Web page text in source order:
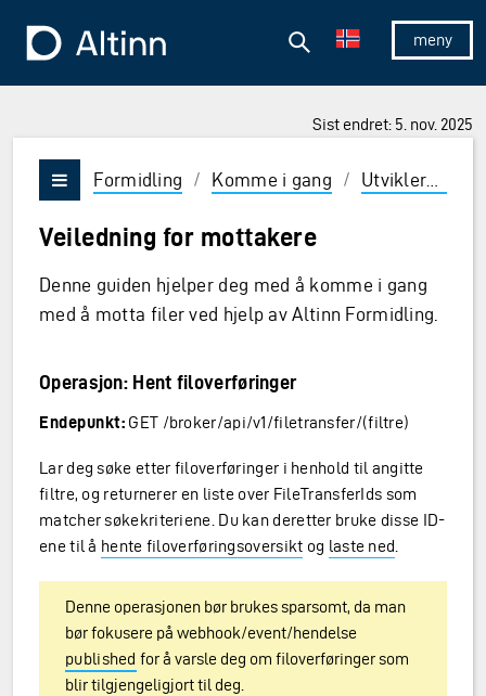
Vis/skjul
Søk
Sist endret: 5. nov. 2025
Vis/skjul meny
Formidling / Komme i gang / Utviklerveiledning
Veiledning for mottakere
Denne guiden hjelper deg med å komme i gang
med å motta filer ved hjelp av Altinn Formidling.
Operasjon: Hent filoverføringer
Endepunkt: GET /broker/api/v1/filetransfer/(filtre)
Lar deg søke etter filoverføringer i henhold til angitte
filtre, og returnerer en liste over FileTransferIds som
matcher søkekriteriene. Du kan deretter bruke disse ID-
ene til å hente filoverføringsoversikt og laste ned
Denne operasjonen bør brukes sparsomt, da man
bør fokusere på webhook/event/hendelse
published for å varsle deg om filoverføringer som
blir tilgjengeligjort til deg.